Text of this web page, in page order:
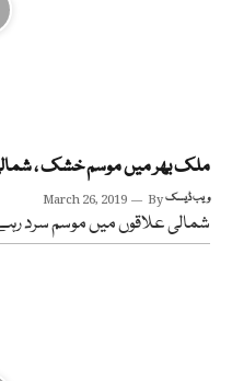
ملک بھر میں موسم خشک ،
March 26, 2019 Byویب ڈیسک
شمالی علاقوں میں موسم سرد